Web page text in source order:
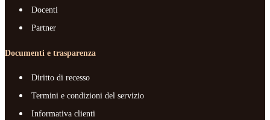
Docenti
Partner
Documenti e trasparenza
Diritto di recesso
Termini e condizioni del servizio
Informativa clienti